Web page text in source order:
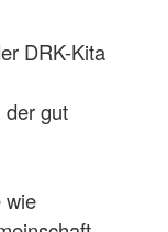
DRK-Kita
der gut
wie